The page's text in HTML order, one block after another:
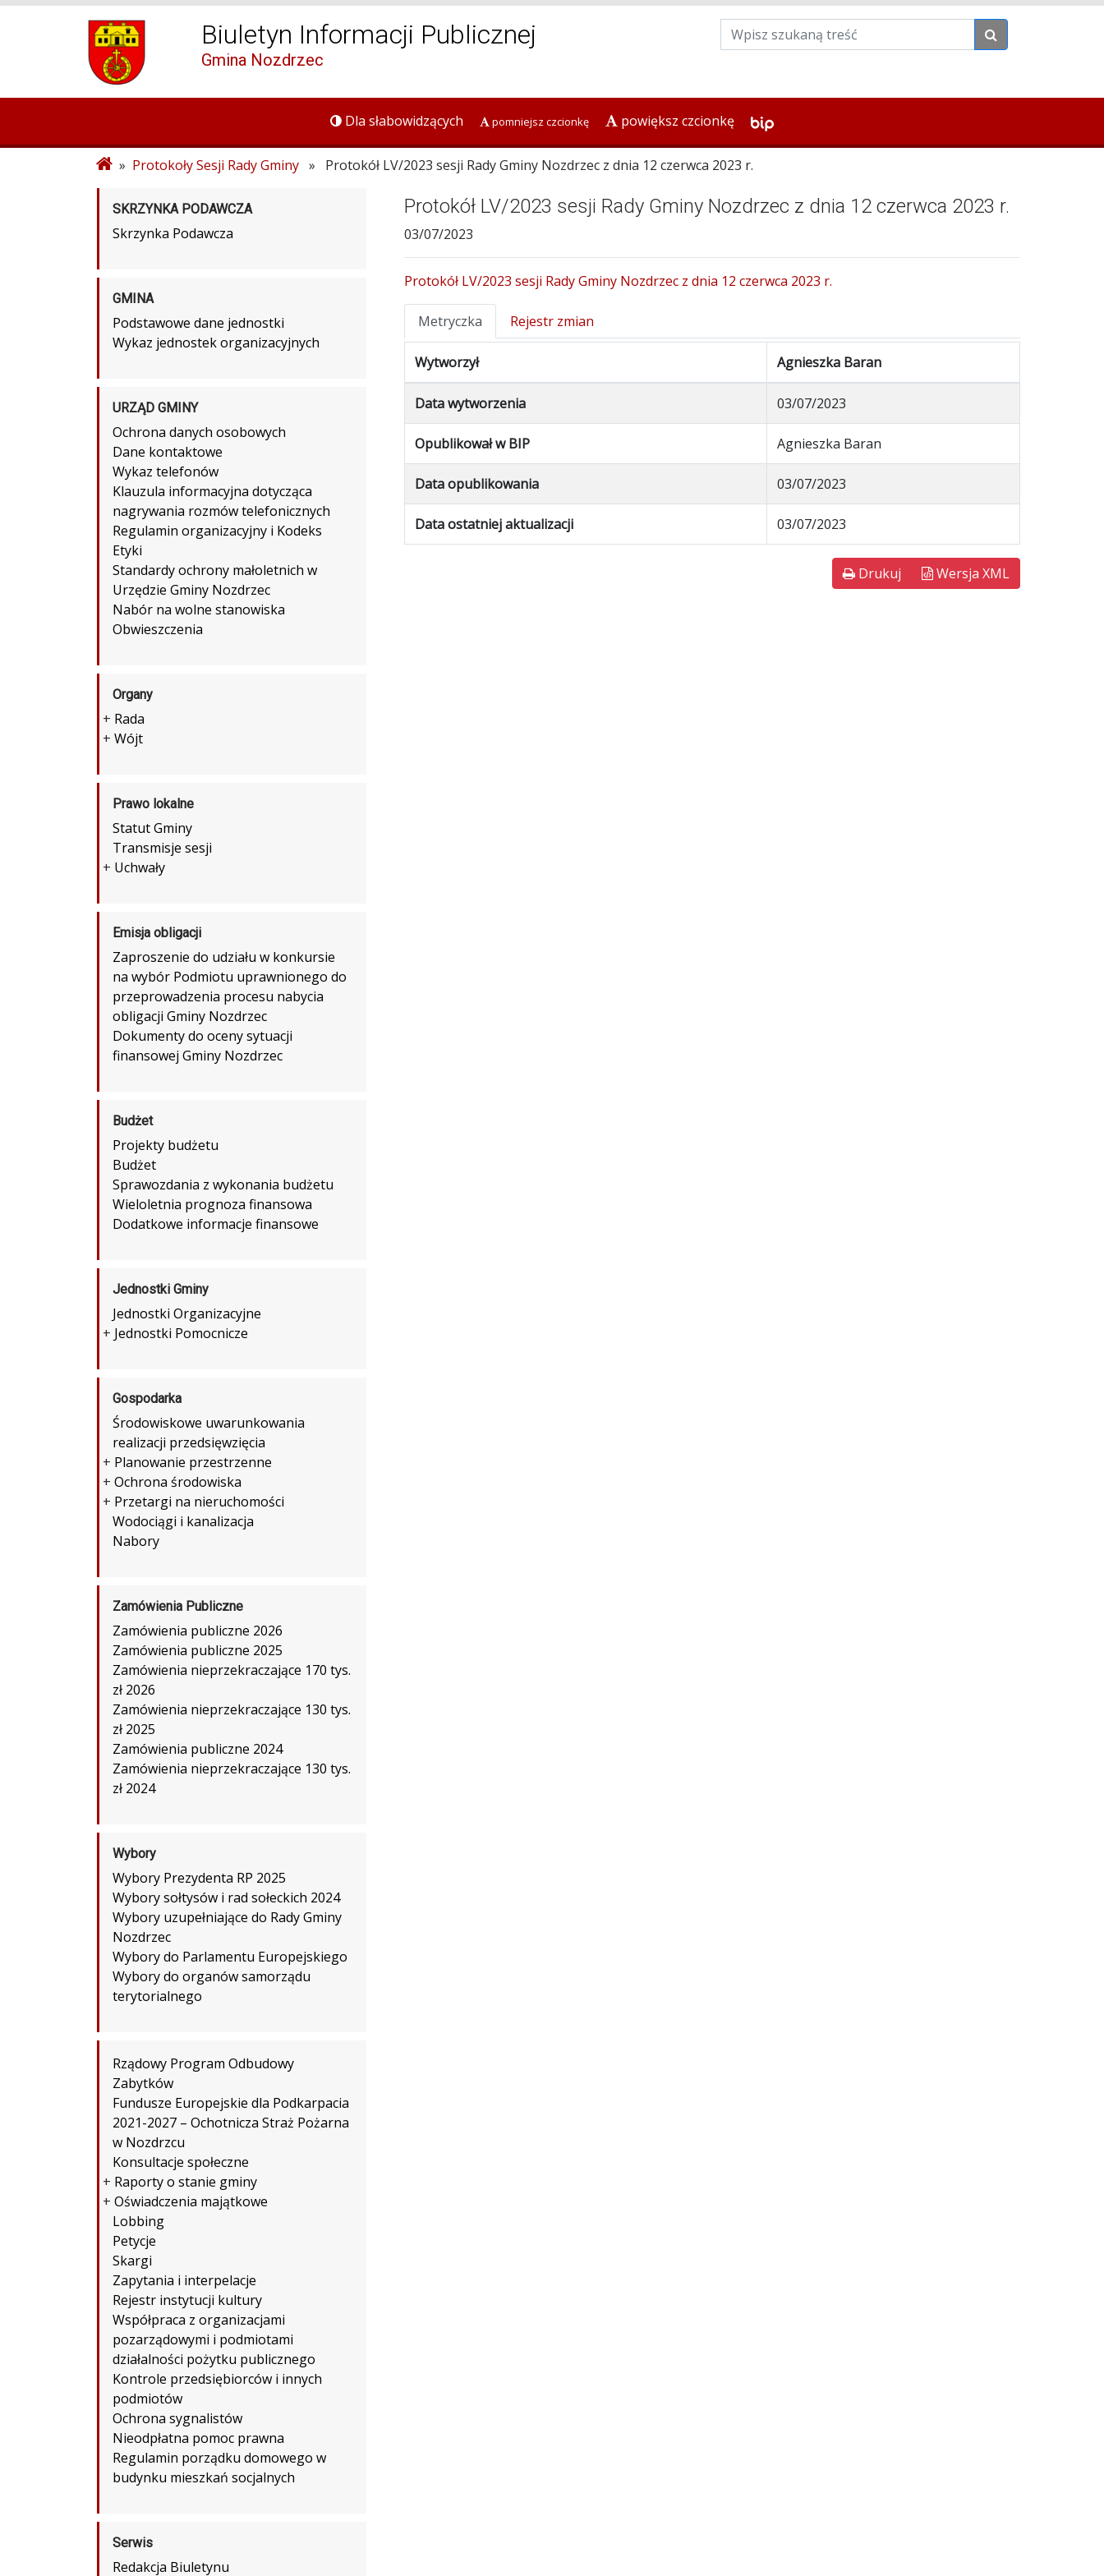
Biuletyn Informacji Publicznej
Gmina Nozdrzec
Dla słabowidzących pomniejsz czcionkę powiększ czcionkę
» Protokoły Sesji Rady Gminy » Protokół LV/2023 sesji Rady Gminy Nozdrzec z dnia 12 czerwca 2023 r.
SKRZYNKA PODAWCZA
Skrzynka Podawcza
GMINA
Podstawowe dane jednostki
Wykaz jednostek organizacyjnych
URZĄD GMINY
Ochrona danych osobowych
Dane kontaktowe
Wykaz telefonów
Klauzula informacyjna dotycząca
nagrywania rozmów telefonicznych
Regulamin organizacyjny i Kodeks
Etyki
Standardy ochrony małoletnich w
Urzędzie Gminy Nozdrzec
Nabór na wolne stanowiska
Obwieszczenia
Organy
+ Rada
+ Wójt
Prawo lokalne
Statut Gminy
Transmisje sesji
+ Uchwały
Emisja obligacji
Zaproszenie do udziału w konkursie
na wybór Podmiotu uprawnionego do
przeprowadzenia procesu nabycia
obligacji Gminy Nozdrzec
Dokumenty do oceny sytuacji
finansowej Gminy Nozdrzec
Budżet
Projekty budżetu
Budżet
Sprawozdania z wykonania budżetu
Wieloletnia prognoza finansowa
Dodatkowe informacje finansowe
Jednostki Gminy
Jednostki Organizacyjne
+ Jednostki Pomocnicze
Gospodarka
Środowiskowe uwarunkowania
realizacji przedsięwzięcia
+ Planowanie przestrzenne
+ Ochrona środowiska
+ Przetargi na nieruchomości
Wodociągi i kanalizacja
Nabory
Zamówienia Publiczne
Zamówienia publiczne 2026
Zamówienia publiczne 2025
Zamówienia nieprzekraczające 170 tys.
zł 2026
Zamówienia nieprzekraczające 130 tys.
zł 2025
Zamówienia publiczne 2024
Zamówienia nieprzekraczające 130 tys.
zł 2024
Wybory
Wybory Prezydenta RP 2025
Wybory sołtysów i rad sołeckich 2024
Wybory uzupełniające do Rady Gminy
Nozdrzec
Wybory do Parlamentu Europejskiego
Wybory do organów samorządu
terytorialnego
Rządowy Program Odbudowy
Zabytków
Fundusze Europejskie dla Podkarpacia
2021-2027 – Ochotnicza Straż Pożarna
w Nozdrzcu
Konsultacje społeczne
+ Raporty o stanie gminy
+ Oświadczenia majątkowe
Lobbing
Petycje
Skargi
Zapytania i interpelacje
Rejestr instytucji kultury
Współpraca z organizacjami
pozarządowymi i podmiotami
działalności pożytku publicznego
Kontrole przedsiębiorców i innych
podmiotów
Ochrona sygnalistów
Nieodpłatna pomoc prawna
Regulamin porządku domowego w
budynku mieszkań socjalnych
Serwis
Redakcja Biuletynu
Protokół LV/2023 sesji Rady Gminy Nozdrzec z dnia 12 czerwca 2023 r.
03/07/2023
Protokół LV/2023 sesji Rady Gminy Nozdrzec z dnia 12 czerwca 2023 r.
Metryczka Rejestr zmian
Wytworzył Agnieszka Baran
Data wytworzenia 03/07/2023
Opublikował w BIP Agnieszka Baran
Data opublikowania 03/07/2023
Data ostatniej aktualizacji 03/07/2023
Drukuj Wersja XML